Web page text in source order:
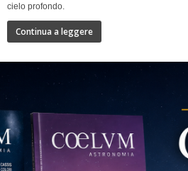
cielo profondo.
Continua a leggere